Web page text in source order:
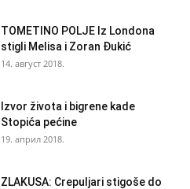
TOMETINO POLJE Iz Londona
stigli Melisa i Zoran Đukić
14. август 2018.
Izvor života i bigrene kade
Stopića pećine
19. април 2018.
ZLAKUSA: Crepuljari stigoše do